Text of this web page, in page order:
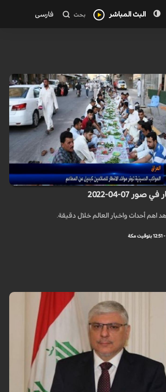
البث المباشر بحث فارسی
صور 07-04-2022
اهم أحداث واخبار العالم خلال دقيقة.